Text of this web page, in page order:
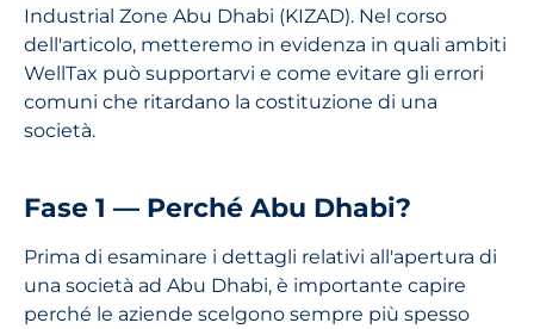
Industrial Zone Abu Dhabi (KIZAD). Nel corso
dell'articolo, metteremo in evidenza in quali ambiti
WellTax può supportarvi e come evitare gli errori
comuni che ritardano la costituzione di una
società.
Fase 1 — Perché Abu Dhabi?
Prima di esaminare i dettagli relativi all'apertura di
una società ad Abu Dhabi, è importante capire
perché le aziende scelgono sempre più spesso